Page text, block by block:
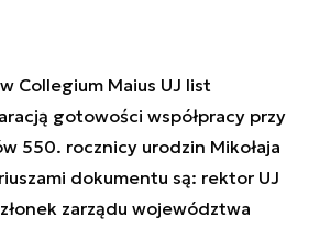
Collegium Maius UJ list
gotowości współpracy przy
550. rocznicy urodzin Mikołaja
dokumentu są: rektor UJ
zarządu województwa